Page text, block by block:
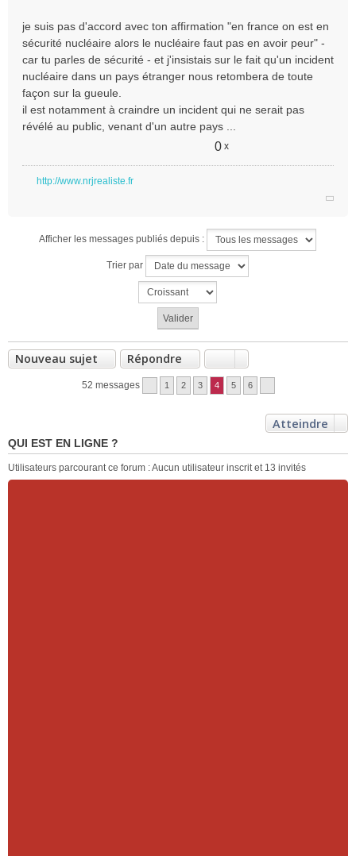
n
l
u
je suis pas d'accord avec ton affirmation "en france on est en
sécurité nucléaire alors le nucléaire faut pas en avoir peur" -
car tu parles de sécurité - et j'insistais sur le fait qu'un incident
nucléaire dans un pays étranger nous retombera de toute
façon sur la gueule.
il est notamment à craindre un incident qui ne serait pas
révélé au public, venant d'un autre pays ...
0 x
http://www.nrjrealiste.fr
Afficher les messages publiés depuis :
Trier par
Nouveau sujet Répondre
52 messages 1 2 3 4 5 6
Atteindre
QUI EST EN LIGNE ?
Utilisateurs parcourant ce forum : Aucun utilisateur inscrit et 13 invités